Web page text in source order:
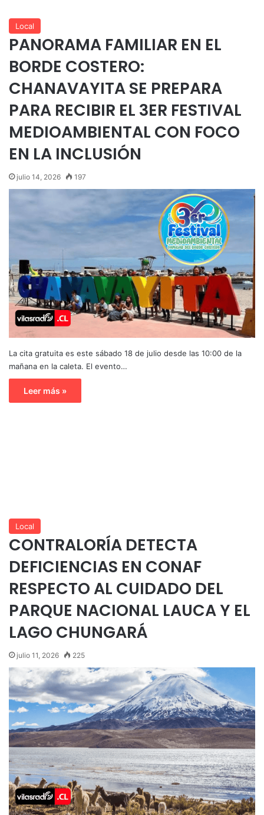
Local
PANORAMA FAMILIAR EN EL
BORDE COSTERO:
CHANAVAYITA SE PREPARA
PARA RECIBIR EL 3ER FESTIVAL
MEDIOAMBIENTAL CON FOCO
EN LA INCLUSIÓN
julio 14, 2026 197
La cita gratuita es este sábado 18 de julio desde las 10:00 de la
mañana en la caleta. El evento…
Leer más »
Local
CONTRALORÍA DETECTA
DEFICIENCIAS EN CONAF
RESPECTO AL CUIDADO DEL
PARQUE NACIONAL LAUCA Y EL
LAGO CHUNGARÁ
julio 11, 2026 225